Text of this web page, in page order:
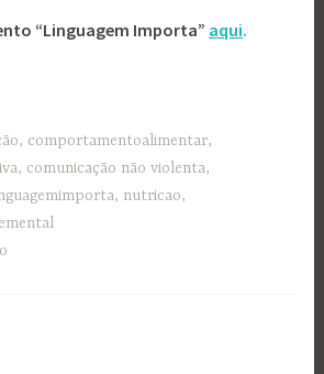
“Linguagem Importa” aqui.
, comportamentoalimentar,
, comunicação não violenta,
, nutricao,